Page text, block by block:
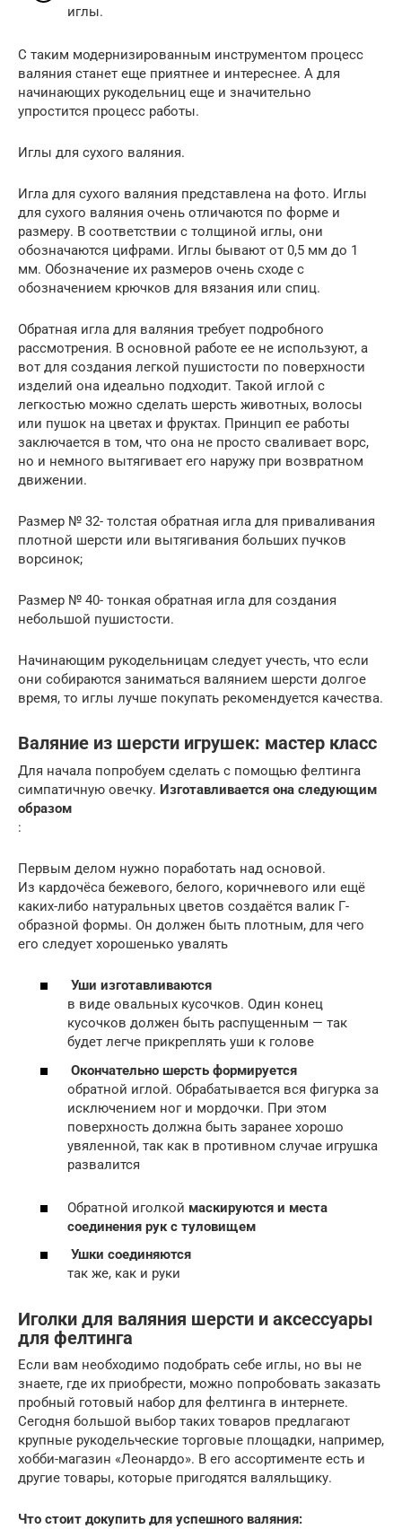
иглы.
С таким модернизированным инструментом процесс
валяния станет еще приятнее и интереснее. А для
начинающих рукодельниц еще и значительно
упростится процесс работы.
Иглы для сухого валяния.
Игла для сухого валяния представлена на фото. Иглы
для сухого валяния очень отличаются по форме и
размеру. В соответствии с толщиной иглы, они
обозначаются цифрами. Иглы бывают от 0,5 мм до 1
мм. Обозначение их размеров очень сходе с
обозначением крючков для вязания или спиц.
Обратная игла для валяния требует подробного
рассмотрения. В основной работе ее не используют, а
вот для создания легкой пушистости по поверхности
изделий она идеально подходит. Такой иглой с
легкостью можно сделать шерсть животных, волосы
или пушок на цветах и фруктах. Принцип ее работы
заключается в том, что она не просто сваливает ворс,
но и немного вытягивает его наружу при возвратном
движении.
Размер № 32- толстая обратная игла для приваливания
плотной шерсти или вытягивания больших пучков
ворсинок;
Размер № 40- тонкая обратная игла для создания
небольшой пушистости.
Начинающим рукодельницам следует учесть, что если
они собираются заниматься валянием шерсти долгое
время, то иглы лучше покупать рекомендуется качества.
Валяние из шерсти игрушек: мастер класс
Для начала попробуем сделать с помощью фелтинга
симпатичную овечку. Изготавливается она следующим
образом
:
Первым делом нужно поработать над основой.
Из кардочёса бежевого, белого, коричневого или ещё
каких-либо натуральных цветов создаётся валик Г-
образной формы. Он должен быть плотным, для чего
его следует хорошенько увалять
Уши изготавливаются
в виде овальных кусочков. Один конец
кусочков должен быть распущенным — так
будет легче прикреплять уши к голове
Окончательно шерсть формируется
обратной иглой. Обрабатывается вся фигурка за
исключением ног и мордочки. При этом
поверхность должна быть заранее хорошо
увяленной, так как в противном случае игрушка
развалится
Обратной иголкой маскируются и места
соединения рук с туловищем
Ушки соединяются
так же, как и руки
Иголки для валяния шерсти и аксессуары
для фелтинга
Если вам необходимо подобрать себе иглы, но вы не
знаете, где их приобрести, можно попробовать заказать
пробный готовый набор для фелтинга в интернете.
Сегодня большой выбор таких товаров предлагают
крупные рукодельческие торговые площадки, например,
хобби-магазин «Леонардо». В его ассортименте есть и
другие товары, которые пригодятся валяльщику.
Что стоит докупить для успешного валяния: